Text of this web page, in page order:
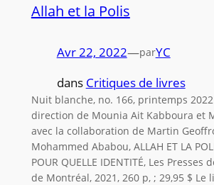
Allah et la Polis
Avr 22, 2022—parYC
dans Critiques de livres
Nuit blanche, no. 166, printemps
direction de Mounia Ait Kabboura et
avec la collaboration de Martin
Mohammed Ababou, ALLAH ET LA
POUR QUELLE IDENTITÉ, Les Presses
de Montréal, 2021, 260 p, ; 29,95 $ Le